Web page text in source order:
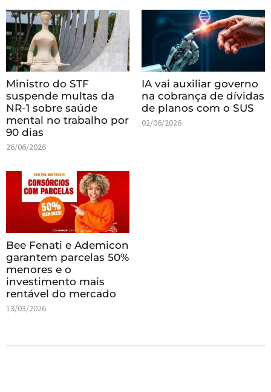
Ministro do STF
suspende multas da
NR-1 sobre saúde
mental no trabalho por
90 dias
26/06/2026
IA vai auxiliar governo
na cobrança de dívidas
de planos com o SUS
02/06/2026
Bee Fenati e Ademicon
garantem parcelas 50%
menores e o
investimento mais
rentável do mercado
13/03/2026